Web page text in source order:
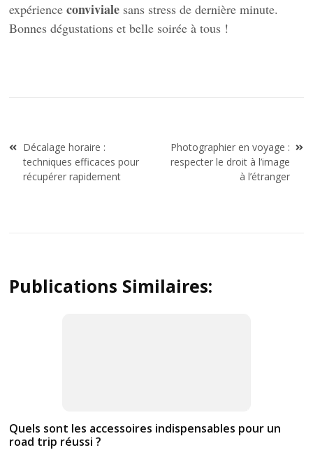
expérienceconviviale sans stress de dernière minute.
Bonnes dégustations et belle soirée à tous !
Navigation
de
l’article
Décalage horaire :
techniques efficaces pour
récupérer rapidement
Photographier en voyage :
respecter le droit à l’image
à l’étranger
Publications Similaires:
Quels sont les accessoires indispensables pour un
road trip réussi ?